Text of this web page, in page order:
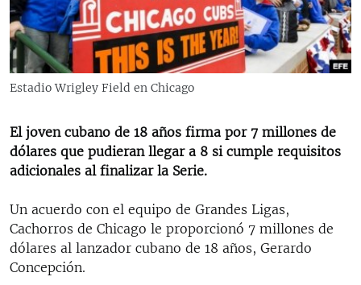
RADIO MARTÍ
ESPECIALES
ESPECIALES
SER VIEJO EN CUBA
KENTU-CUBANO
DESINFORMACIÓN RUSA EN AMÉRICA LATINA
LA INVASIÓN DE RUSIA A UCRANIA
MULTIMEDIA
SÍGUENOS
Estadio Wrigley Field en Chicago
El joven cubano de 18 años firma por 7 millones de
dólares que pudieran llegar a 8 si cumple requisitos
adicionales al finalizar la Serie.
Un acuerdo con el equipo de Grandes Ligas,
Cachorros de Chicago le proporcionó 7 millones de
dólares al lanzador cubano de 18 años, Gerardo
Concepción.